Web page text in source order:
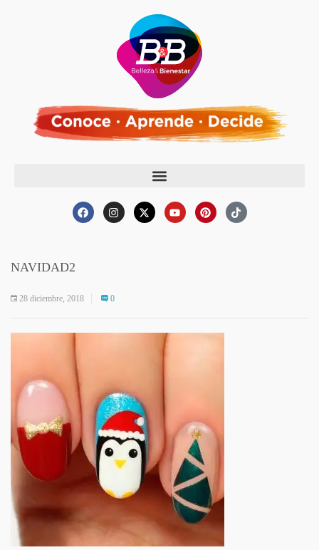
NAVIDAD2
28 diciembre, 2018 0